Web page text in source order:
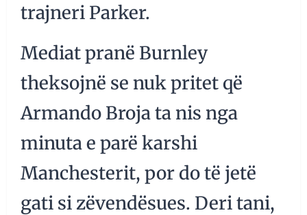
trajneri Parker.
Mediat pranë Burnley
theksojnë se nuk pritet që
Armando Broja ta nis nga
minuta e parë karshi
Manchesterit, por do të jetë
gati si zëvendësues. Deri tani,